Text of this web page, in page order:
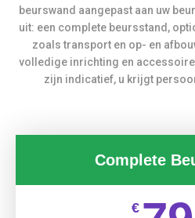
beurswand aangepast aan uw
uit: een complete beursstand,
zoals transport en op- en
volledige inrichting en
zijn indicatief, u krijgt
Complete
€